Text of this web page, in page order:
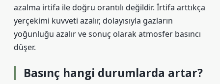
azalma irtifa ile doğru orantılı değildir. İrtifa arttıkça
yerçekimi kuvveti azalır, dolayısıyla gazların
yoğunluğu azalır ve sonuç olarak atmosfer basıncı
düşer.
Basınç hangi durumlarda artar?